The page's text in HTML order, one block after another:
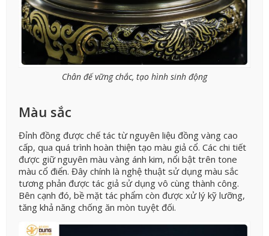
Chân đế vững chắc, tạo hình sinh động
Màu sắc
Đỉnh đồng được chế tác từ nguyên liệu đồng vàng cao
cấp, qua quá trình hoàn thiện tạo màu giả cổ. Các chi tiết
được giữ nguyên màu vàng ánh kim, nổi bật trên tone
màu cổ điển. Đây chính là nghệ thuật sử dụng màu sắc
tương phản được tác giả sử dụng vô cùng thành công.
Bên cạnh đó, bề mặt tác phẩm còn được xử lý kỹ lưỡng,
tăng khả năng chống ăn mòn tuyệt đối.